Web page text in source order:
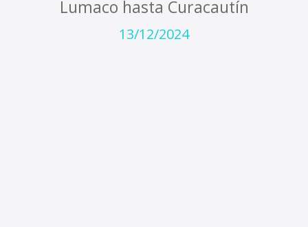
Lumaco hasta Curacautín
13/12/2024